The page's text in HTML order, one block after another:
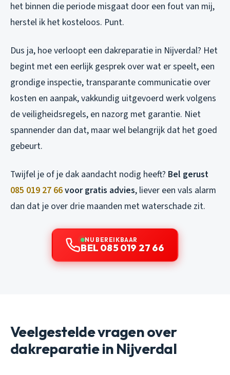
het binnen die periode misgaat door een fout van mij,
herstel ik het kosteloos. Punt.
Dus ja, hoe verloopt een dakreparatie in Nijverdal? Het
begint met een eerlijk gesprek over wat er speelt, een
grondige inspectie, transparante communicatie over
kosten en aanpak, vakkundig uitgevoerd werk volgens
de veiligheidsregels, en nazorg met garantie. Niet
spannender dan dat, maar wel belangrijk dat het goed
gebeurt.
Twijfel je of je dak aandacht nodig heeft? Bel gerust
085 019 27 66voor gratis advies, liever een vals alarm
dan dat je over drie maanden met waterschade zit.
NU BEREIKBAAR
BEL 085 019 27 66
Veelgestelde vragen over
dakreparatie in Nijverdal